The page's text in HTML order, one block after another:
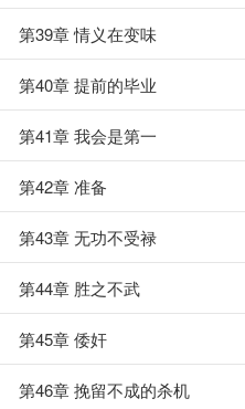
第39章 情义在变味
第40章 提前的毕业
第41章 我会是第一
第42章 准备
第43章 无功不受禄
第44章 胜之不武
第45章 倭奸
第46章 挽留不成的杀机